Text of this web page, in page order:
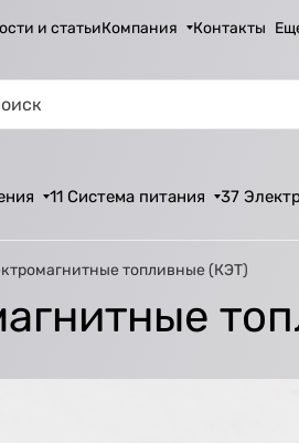
и статьиКомпания Контакты
11 Система питания 37
топливные (КЭТ)